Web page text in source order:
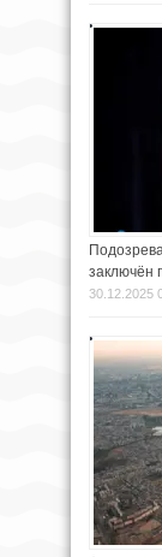
заключён
30.12.2025